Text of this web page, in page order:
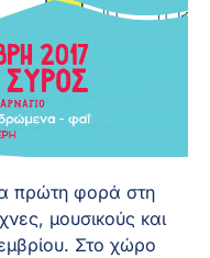
πρώτη φορά στη
μουσικούς και
Στο χώρο